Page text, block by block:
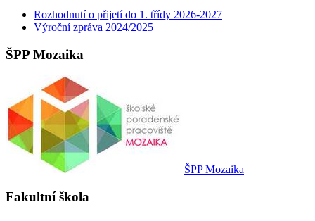
Rozhodnutí o přijetí do 1. třídy 2026-2027
Výroční zpráva 2024/2025
ŠPP Mozaika
ŠPP Mozaika
Fakultní škola